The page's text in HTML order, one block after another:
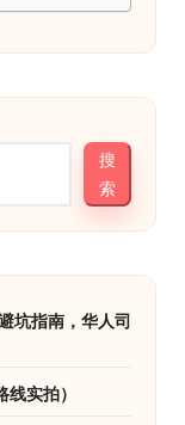
搜
索
坑指南，华人司
实拍）